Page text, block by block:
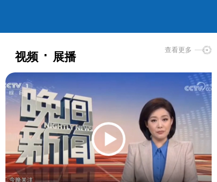
区域试验中分别亩产2688.9 kg、2043.4 kg、1447.0 kg...
视频 · 展播
查看更多